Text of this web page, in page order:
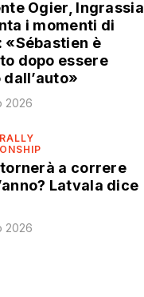
Ogier, Ingrassia
i momenti di
«Sébastien è
dopo essere
2026
a correre
Latvala dice
2026